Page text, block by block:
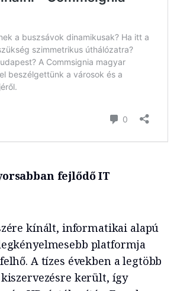
fejlődő IT
kínált, informatikai alapú
platformja
A tízes években a legtöbb
került, így